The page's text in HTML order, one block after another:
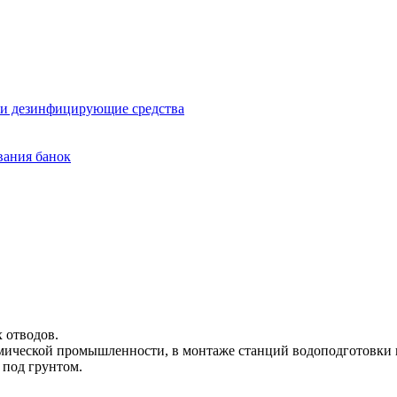
средства
банок
промышленности, в монтаже станций водоподготовки
грунтом.